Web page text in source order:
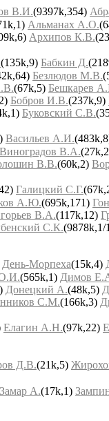
В.И.(9397k,354)
Альманах A.O.
Архипов К.В.
(135k,9) Бабкин Д.
Безлюдов М.В.
(67k,5) Бешкарев
Бобров И.В.(237k,9)
Буковский С.В.
Васильев А.И.
Виноградов В.А.
В.В.(60k,2)
Галицкий С.Г.
А.Ю.(695k,171)
В.А.(117k,12)
С.К.(9878k,1/
День-Морпеха(15k,4)
(565k,1) Димов
Донецкий А.(48k,5)
С.М.(166k,3)
Елагин А.Н.(97k,22)
Д.В.(21k,5)
Замар А.(17k,1)